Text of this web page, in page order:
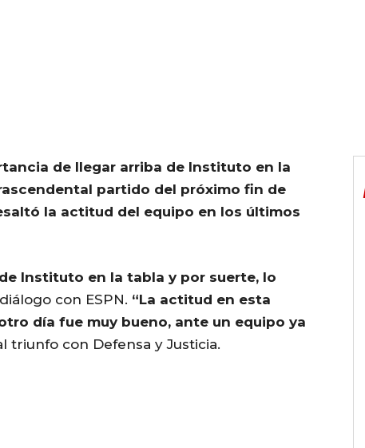
de llegar arriba de Instituto en la
partido del próximo fin de
la actitud del equipo en los últimos
Instituto en la tabla y por suerte, lo
con ESPN. “La actitud en esta
día fue muy bueno, ante un equipo ya
triunfo con Defensa y Justicia.